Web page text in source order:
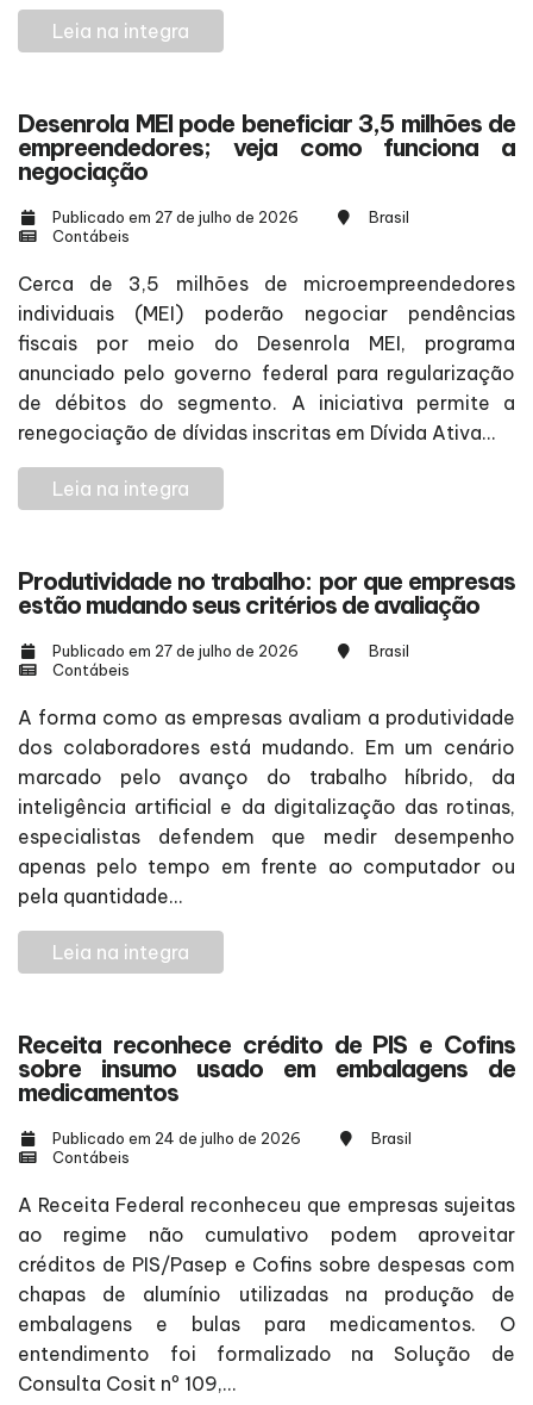
Leia na integra
Desenrola MEI pode beneficiar 3,5 milhões de
empreendedores; veja como funciona a
negociação
Publicado em 27 de julho de 2026
Brasil
Contábeis
Cerca de 3,5 milhões de microempreendedores
individuais (MEI) poderão negociar pendências
fiscais por meio do Desenrola MEI, programa
anunciado pelo governo federal para regularização
de débitos do segmento. A iniciativa permite a
renegociação de dívidas inscritas em Dívida Ativa...
Leia na integra
Produtividade no trabalho: por que empresas
estão mudando seus critérios de avaliação
Publicado em 27 de julho de 2026
Brasil
Contábeis
A forma como as empresas avaliam a produtividade
dos colaboradores está mudando. Em um cenário
marcado pelo avanço do trabalho híbrido, da
inteligência artificial e da digitalização das rotinas,
especialistas defendem que medir desempenho
apenas pelo tempo em frente ao computador ou
pela quantidade...
Leia na integra
Receita reconhece crédito de PIS e Cofins
sobre insumo usado em embalagens de
medicamentos
Publicado em 24 de julho de 2026
Brasil
Contábeis
A Receita Federal reconheceu que empresas sujeitas
ao regime não cumulativo podem aproveitar
créditos de PIS/Pasep e Cofins sobre despesas com
chapas de alumínio utilizadas na produção de
embalagens e bulas para medicamentos. O
entendimento foi formalizado na Solução de
Consulta Cosit nº 109,...